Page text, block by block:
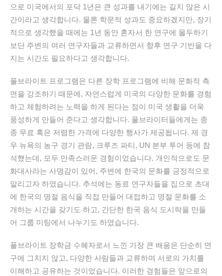
으로 미국에서의 포닥1 년은 큰 성과를 내기에는 길지 않은 시
간이라고 생각합니다. 물론 학문적 성과도 중요하겠지만, 장기
적으로 생각했을 때에는 1 년 동안 혼자서 한 연구에 몰두하기
보단 주변의 여러 연구자들과 교류하면서 향후 연구 기반을 다
지는 시간도 필요하다고 생각합니다.
풀브라이트 프로그램은 다른 장학 프로그램에 비해 문화적 측
면을 강조하기 때문에, 자연스럽게 미국의 다양한 문화를 경험
하고 체험하려는 노력을 하게 된다는 점이 미국 생활을 더욱
풍성하게 만들어 준다고 생각합니다. 풀브라이터들에게는 종
종 무료 혹은 저렴한 가격에 다양한 행사가 제공됩니다. 제 경
우 뉴욕의 농구 경기 관람, 크루즈 파티, UN 본부 투어 등에 참
석했는데, 모두 만족스러운 경험이었습니다. 개인적으로도 문
화대사라는 사명감이 있어, 주변에 한국의 문화를 긍정적으로
알리고자 하였습니다. 추석에는 동료 연구자들을 집으로 초대
에 한국의 명절 음식을 직접 만들어 대접하고 명절 문화를 소
개하는 시간을 갖기도 하고, 간단한 한국 음식 도시락을 만들
어 그룹 미팅에서 나누기도 하였습니다.
풀브라이트 장학금 수혜자로서 느낀 가장 큰 배움은 단순히 연
구에 그치지 않고, 다양한 사람들과 교류하며 서로의 가치를
이해하고 공유하는 것이었습니다. 이러한 경험들은 앞으로의